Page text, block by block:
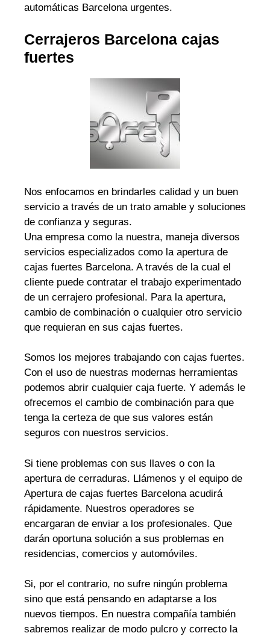
automáticas Barcelona urgentes.
Cerrajeros Barcelona cajas
fuertes
Nos enfocamos en brindarles calidad y un buen
servicio a través de un trato amable y soluciones
de confianza y seguras.
Una empresa como la nuestra, maneja diversos
servicios especializados como la apertura de
cajas fuertes Barcelona. A través de la cual el
cliente puede contratar el trabajo experimentado
de un cerrajero profesional. Para la apertura,
cambio de combinación o cualquier otro servicio
que requieran en sus cajas fuertes.
Somos los mejores trabajando con cajas fuertes.
Con el uso de nuestras modernas herramientas
podemos abrir cualquier caja fuerte. Y además le
ofrecemos el cambio de combinación para que
tenga la certeza de que sus valores están
seguros con nuestros servicios.
Si tiene problemas con sus llaves o con la
apertura de cerraduras. Llámenos y el equipo de
Apertura de cajas fuertes Barcelona acudirá
rápidamente. Nuestros operadores se
encargaran de enviar a los profesionales. Que
darán oportuna solución a sus problemas en
residencias, comercios y automóviles.
Si, por el contrario, no sufre ningún problema
sino que está pensando en adaptarse a los
nuevos tiempos. En nuestra compañía también
sabremos realizar de modo pulcro y correcto la